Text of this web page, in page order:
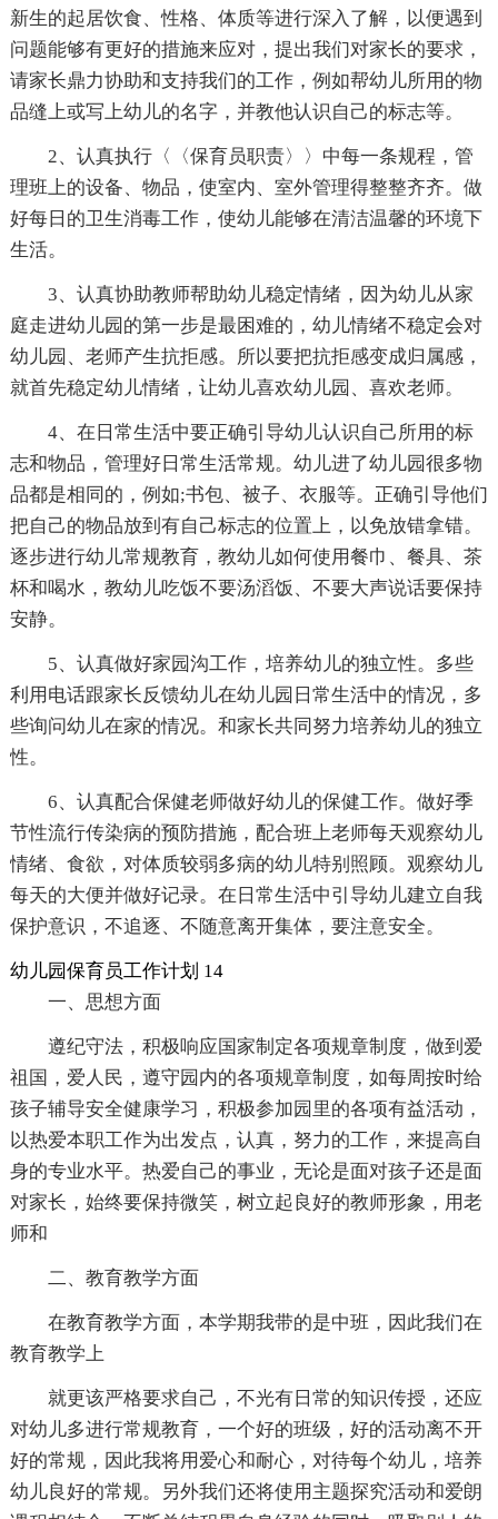
新生的起居饮食、性格、体质等进行深入了解，以便遇到
问题能够有更好的措施来应对，提出我们对家长的要求，
请家长鼎力协助和支持我们的工作，例如帮幼儿所用的物
品缝上或写上幼儿的名字，并教他认识自己的标志等。
2、认真执行〈〈保育员职责〉〉中每一条规程，管
理班上的设备、物品，使室内、室外管理得整整齐齐。做
好每日的卫生消毒工作，使幼儿能够在清洁温馨的环境下
生活。
3、认真协助教师帮助幼儿稳定情绪，因为幼儿从家
庭走进幼儿园的第一步是最困难的，幼儿情绪不稳定会对
幼儿园、老师产生抗拒感。所以要把抗拒感变成归属感，
就首先稳定幼儿情绪，让幼儿喜欢幼儿园、喜欢老师。
4、在日常生活中要正确引导幼儿认识自己所用的标
志和物品，管理好日常生活常规。幼儿进了幼儿园很多物
品都是相同的，例如;书包、被子、衣服等。正确引导他们
把自己的物品放到有自己标志的位置上，以免放错拿错。
逐步进行幼儿常规教育，教幼儿如何使用餐巾、餐具、茶
杯和喝水，教幼儿吃饭不要汤滔饭、不要大声说话要保持
安静。
5、认真做好家园沟工作，培养幼儿的独立性。多些
利用电话跟家长反馈幼儿在幼儿园日常生活中的情况，多
些询问幼儿在家的情况。和家长共同努力培养幼儿的独立
性。
6、认真配合保健老师做好幼儿的保健工作。做好季
节性流行传染病的预防措施，配合班上老师每天观察幼儿
情绪、食欲，对体质较弱多病的幼儿特别照顾。观察幼儿
每天的大便并做好记录。在日常生活中引导幼儿建立自我
保护意识，不追逐、不随意离开集体，要注意安全。
幼儿园保育员工作计划 14
一、思想方面
遵纪守法，积极响应国家制定各项规章制度，做到爱
祖国，爱人民，遵守园内的各项规章制度，如每周按时给
孩子辅导安全健康学习，积极参加园里的各项有益活动，
以热爱本职工作为出发点，认真，努力的工作，来提高自
身的专业水平。热爱自己的事业，无论是面对孩子还是面
对家长，始终要保持微笑，树立起良好的教师形象，用老
师和
二、教育教学方面
在教育教学方面，本学期我带的是中班，因此我们在
教育教学上
就更该严格要求自己，不光有日常的知识传授，还应
对幼儿多进行常规教育，一个好的班级，好的活动离不开
好的常规，因此我将用爱心和耐心，对待每个幼儿，培养
幼儿良好的常规。另外我们还将使用主题探究活动和爱朗